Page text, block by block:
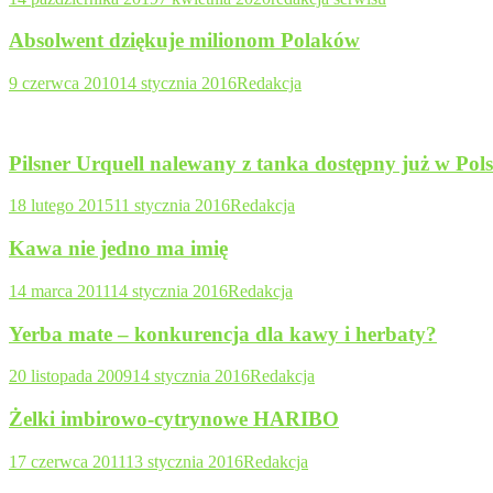
Absolwent dziękuje milionom Polaków
9 czerwca 201014 stycznia 2016Redakcja
Pilsner Urquell nalewany z tanka dostępny już w
18 lutego 201511 stycznia 2016Redakcja
Kawa nie jedno ma imię
14 marca 201114 stycznia 2016Redakcja
Yerba mate – konkurencja dla kawy i herbaty?
20 listopada 200914 stycznia 2016Redakcja
Żelki imbirowo-cytrynowe HARIBO
17 czerwca 201113 stycznia 2016Redakcja